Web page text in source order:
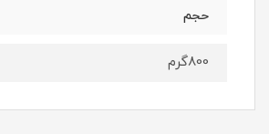
حجم
800گرم